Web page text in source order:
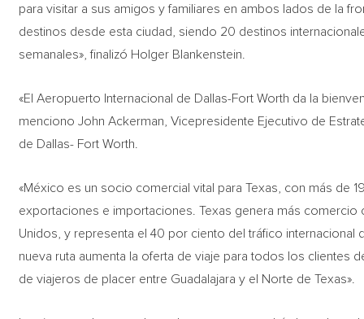
para visitar a sus amigos y familiares en ambos lados de la
destinos desde esta ciudad, siendo 20 destinos
semanales», finalizó Holger Blankenstein.
«El Aeropuerto Internacional de Dallas-Fort Worth da la
menciono John Ackerman, Vicepresidente Ejecutivo de
de Dallas- Fort Worth.
«México es un socio comercial vital para Texas, con más de
exportaciones e importaciones. Texas genera más
Unidos, y representa el 40 por ciento del tráfico internacional
nueva ruta aumenta la oferta de viaje para todos los clientes
de viajeros de placer entre Guadalajara y el Norte de Texas».